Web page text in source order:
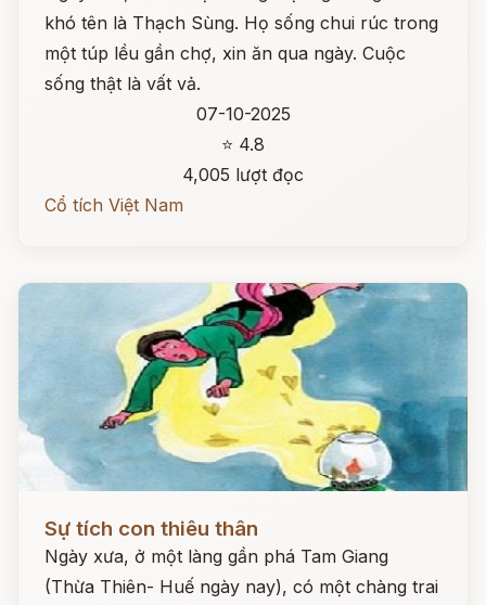
khó tên là Thạch Sùng. Họ sống chui rúc trong
một túp lều gần chợ, xin ăn qua ngày. Cuộc
sống thật là vất vả.
07-10-2025
⭐ 4.8
4,005 lượt đọc
Cổ tích Việt Nam
Sự tích con thiêu thân
Ngày xưa, ở một làng gần phá Tam Giang
(Thừa Thiên- Huế ngày nay), có một chàng trai